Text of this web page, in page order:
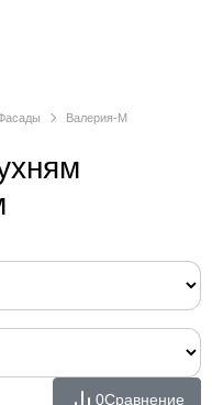
Валерия-М
0Сравнение